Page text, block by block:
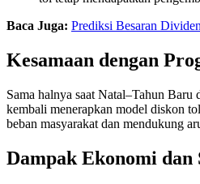
Baca Juga: Prediksi Besaran
Kesamaan dengan
Sama halnya saat Natal–Tahun
kembali menerapkan model diskon
beban masyarakat dan mendukung
Dampak Ekonomi dan